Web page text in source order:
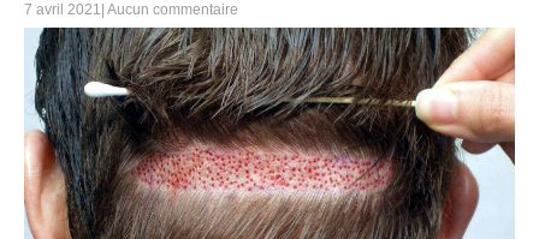
7 avril 2021 Aucun commentaire